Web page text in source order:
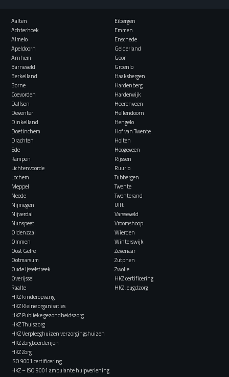
Aalten
Achterhoek
Almelo
Apeldoorn
Arnhem
Barneveld
Berkelland
Borne
Coevorden
Dalfsen
Deventer
Dinkelland
Doetinchem
Drachten
Ede
Eibergen
Emmen
Enschede
Gelderland
Goor
Groenlo
Haaksbergen
Hardenberg
Harderwijk
Heerenveen
Hellendoorn
Hengelo
Hof van Twente
Holten
Hoogeveen
Kampen
Lichtenvoorde
Lochem
Meppel
Neede
Nijmegen
Nijverdal
Nunspeet
Oldenzaal
Ommen
Oost Gelre
Ootmarsum
Oude Ijsselstreek
Overijssel
Raalte
Rijssen
Ruurlo
Tubbergen
Twente
Twenterand
Ulft
Varsseveld
Vroomshoop
Wierden
Winterswijk
Zevenaar
Zutphen
Zwolle
HKZ certificering
HKZ Jeugdzorg
HKZ kinderopvang
HKZ Kleine organisaties
HKZ Publieke gezondheidszorg
HKZ Thuiszorg
HKZ Verpleeghuizen verzorgingshuizen
HKZ Zorgboerderijen
HKZ Zorg
ISO 9001 certificering
HKZ – ISO 9001 ambulante hulpverlening